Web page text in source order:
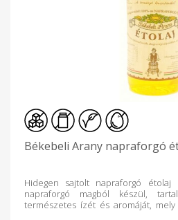
Békebeli Arany napraforgó
Hidegen sajtolt napraforgó étolaj
napraforgó magból készül,
természetes ízét és aromáját,